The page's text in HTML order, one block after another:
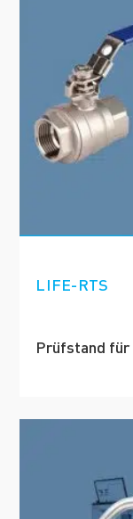
LIFE-RTS
Prüfstand für